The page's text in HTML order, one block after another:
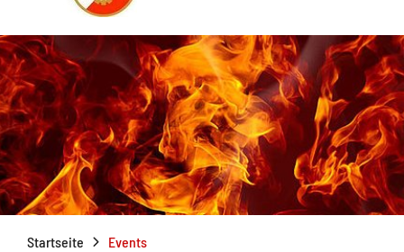
Startseite Events